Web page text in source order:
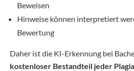
Beweisen
Hinweise können interpretiert
Bewertung
Daher ist die KI-Erkennung bei
kostenloser Bestandteil jeder